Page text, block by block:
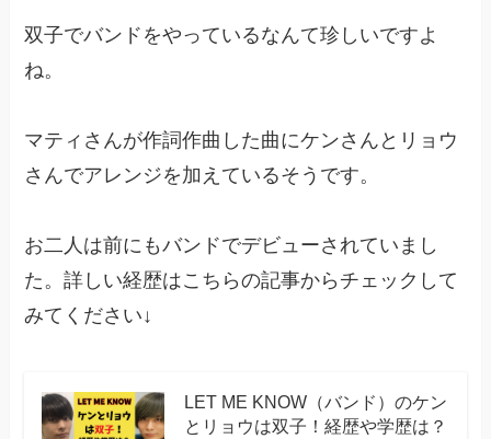
双子でバンドをやっているなんて珍しいですよ
ね。
マティさんが作詞作曲した曲にケンさんとリョウ
さんでアレンジを加えているそうです。
お二人は前にもバンドでデビューされていまし
た。詳しい経歴はこちらの記事からチェックして
みてください↓
LET ME KNOW（バンド）のケン
とリョウは双子！経歴や学歴は？